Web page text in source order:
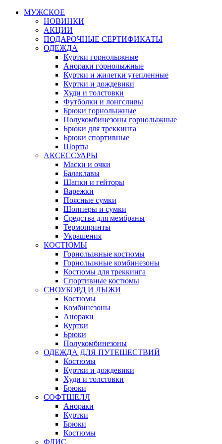
МУЖСКОЕ
НОВИНКИ
АКЦИИ
ПОДАРОЧНЫЕ СЕРТИФИКАТЫ
ОДЕЖДА
Куртки горнолыжные
Анораки горнолыжные
Куртки и жилетки утепленные
Куртки и дождевики
Худи и толстовки
Футболки и лонгсливы
Брюки горнолыжные
Полукомбинезоны горнолыжные
Брюки для треккинга
Брюки спортивные
Шорты
АКСЕССУАРЫ
Маски и очки
Балаклавы
Шапки и гейторы
Варежки
Поясные сумки
Шопперы и сумки
Средства для мембраны
Термопринты
Украшения
КОСТЮМЫ
Горнолыжные костюмы
Горнолыжные комбинезоны
Костюмы для треккинга
Спортивные костюмы
СНОУБОРД И ЛЫЖИ
Костюмы
Комбинезоны
Анораки
Куртки
Брюки
Полукомбинезоны
ОДЕЖДА ДЛЯ ПУТЕШЕСТВИЙ
Костюмы
Куртки и дождевики
Худи и толстовки
Брюки
СОФТШЕЛЛ
Анораки
Куртки
Брюки
Костюмы
ФЛИС